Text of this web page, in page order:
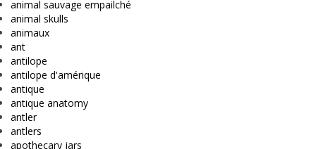
animal sauvage empailché
animal skulls
animaux
ant
antilope
antilope d'amérique
antique
antique anatomy
antler
antlers
apothecary jars